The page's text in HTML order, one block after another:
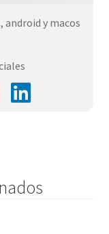
y macos